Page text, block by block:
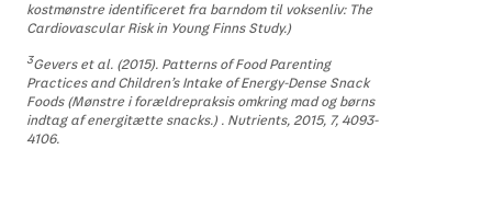
kostmønstre identificeret fra barndom til voksenliv: The
Cardiovascular Risk in Young Finns Study.)
3Gevers et al. (2015). Patterns of Food Parenting
Practices and Children’s Intake of Energy-Dense Snack
Foods (Mønstre i forældrepraksis omkring mad og børns
indtag af energitætte snacks.) . Nutrients, 2015, 7, 4093-
4106.